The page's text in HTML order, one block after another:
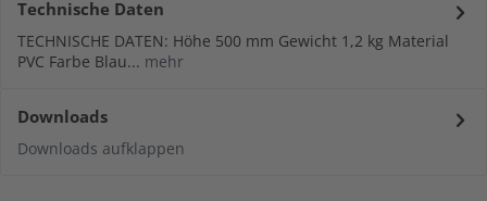
Technische Daten
TECHNISCHE DATEN: Höhe 500 mm Gewicht 1,2 kg Material
PVC Farbe Blau... mehr
Downloads
Downloads aufklappen